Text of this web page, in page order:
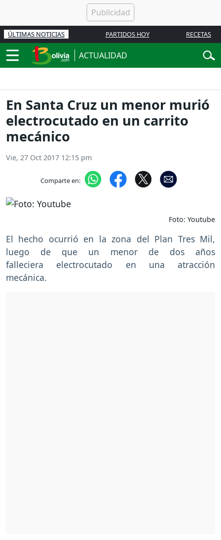
ÚLTIMAS NOTICIAS PARTIDOS HOY RECETAS
ACTUALIDAD
En Santa Cruz un menor murió
electrocutado en un carrito
mecánico
Vie, 27 Oct 2017 12:15 pm
Comparte en:
Foto: Youtube
El hecho ocurrió en la zona del Plan Tres Mil,
luego de que un menor de dos años
falleciera electrocutado en una atracción
mecánica.